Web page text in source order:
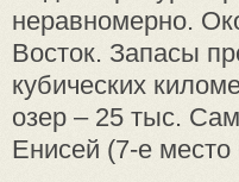
неравномерно.
Восток. Запасы
кубических
озер – 25 тыс.
Енисей (7-е